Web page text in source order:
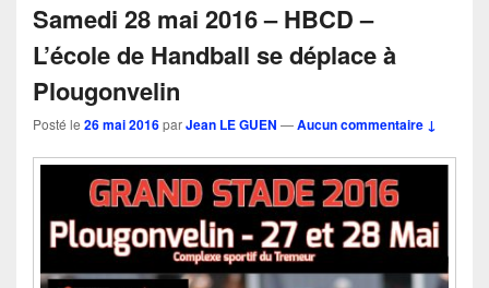
Samedi 28 mai 2016 – HBCD –
L’école de Handball se déplace à
Plougonvelin
Posté le 26 mai 2016parJean LE GUEN —Aucun commentaire ↓